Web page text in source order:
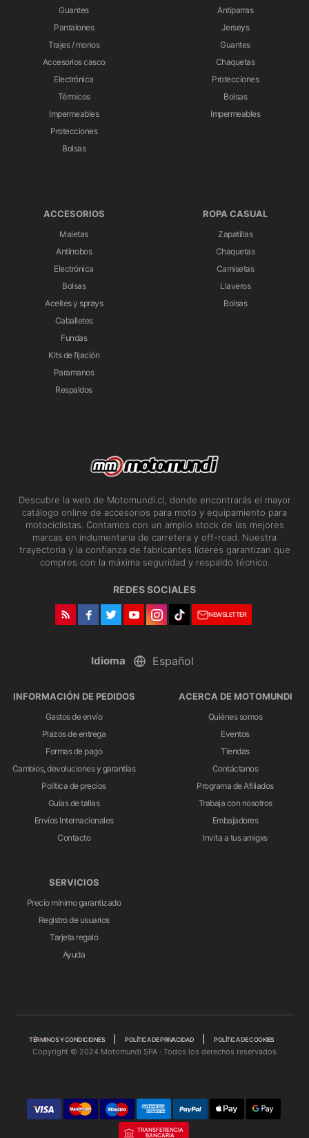
Guantes
Pantalones
Trajes / monos
Accesorios casco
Electrónica
Térmicos
Impermeables
Protecciones
Bolsas
Antiparras
Jerseys
Guantes
Chaquetas
Protecciones
Bolsas
Impermeables
ACCESORIOS
Maletas
Antirrobos
Electrónica
Bolsas
Aceites y sprays
Caballetes
Fundas
Kits de fijación
Paramanos
Respaldos
ROPA CASUAL
Zapatillas
Chaquetas
Camisetas
Llaveros
Bolsas
Descubre la web de Motomundi.cl, donde encontrarás el mayor
catálogo online de accesorios para moto y equipamiento para
motociclistas. Contamos con un amplio stock de las mejores
marcas en indumentaria de carretera y off-road. Nuestra
trayectoria y la confianza de fabricantes líderes garantizan que
compres con la máxima seguridad y respaldo técnico.
REDES SOCIALES
NEWSLETTER
Idioma
INFORMACIÓN DE PEDIDOS
Gastos de envío
Plazos de entrega
Formas de pago
Cambios, devoluciones y garantías
Política de precios
Guías de tallas
Envíos Internacionales
Contacto
ACERCA DE MOTOMUNDI
Quiénes somos
Eventos
Tiendas
Contáctanos
Programa de Afiliados
Trabaja con nosotros
Embajadores
Invita a tus amigxs
SERVICIOS
Precio mínimo garantizado
Registro de usuarios
Tarjeta regalo
Ayuda
TÉRMINOS Y CONDICIONES POLÍTICA DE PRIVACIDAD POLÍTICA DE COOKIES
Copyright © 2024 Motomundi SPA · Todos los derechos reservados
TRANSFERENCIA
BANCARIA